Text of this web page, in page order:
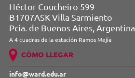
Héctor Coucheiro 599
B1707ASK Villa Sarmiento
Pcia. de Buenos Aires, Argentina
A 4 cuadras de la estación Ramos Mejía
CÓMO LLEGAR
info@ward.edu.ar